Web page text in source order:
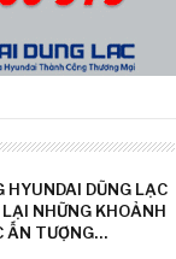
HYUNDAI DŨNG LẠC
NHỮNG KHOẢNH
ẤN TƯỢNG…